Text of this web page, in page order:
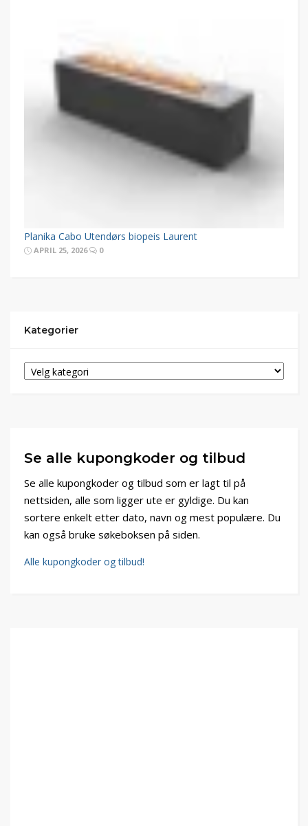
Planika Cabo Utendørs biopeis Laurent
APRIL 25, 2026 0
Kategorier
Se alle kupongkoder og tilbud
Se alle kupongkoder og tilbud som er lagt til på
nettsiden, alle som ligger ute er gyldige. Du kan
sortere enkelt etter dato, navn og mest populære. Du
kan også bruke søkeboksen på siden.
Alle kupongkoder og tilbud!